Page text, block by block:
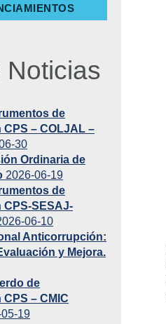
Noticias
de
– COLJAL –
30
Ordinaria de
2026-06-19
de
SESAJ-
06-10
Anticorrupción:
y Mejora.
de
– CMIC
19